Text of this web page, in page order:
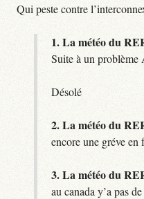
Qui peste contre
1.La météo du
Suite à un problème
Désolé
2.La météo du
encore une gréve
3.La météo du
au canada y’a pas